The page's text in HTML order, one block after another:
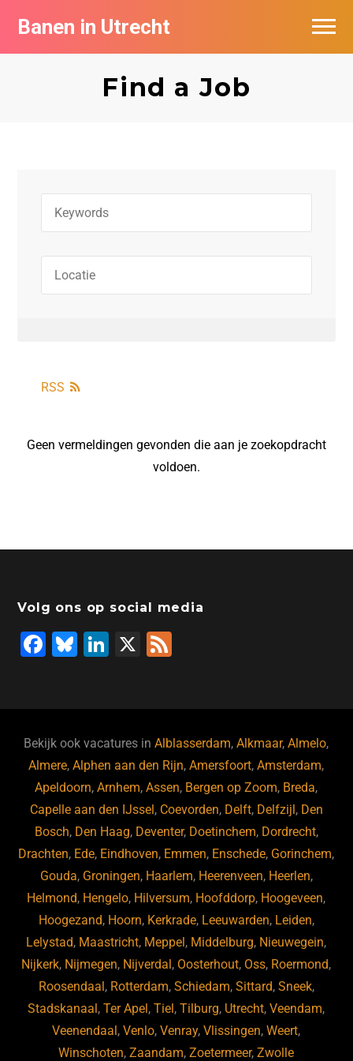
Banen in Utrecht
Find a Job
RSS
Geen vermeldingen gevonden die aan je zoekopdracht
voldoen.
Volg ons op social media
F
b
o
o
k
Bl
ky
Li
dI
n
X
Bekijk ook vacatures inAlblasserdam,Alkmaar,Almelo,
Almere,Alphen aan den Rijn,Amersfoort,Amsterdam,
Apeldoorn,Arnhem,Assen, Bergen op Zoom, Breda,
Capelle aan den IJssel , Coevorden, Delft, Delfzijl , Den
Bosch, Den Haag, Deventer, Doetinchem, Dordrecht,
Drachten, Ede, Eindhoven, Emmen, Enschede, Gorinchem,
Gouda, Groningen, Haarlem, Heerenveen, Heerlen,
Helmond, Hengelo, Hilversum, Hoofddorp, Hoogeveen,
Hoogezand, Hoorn, Kerkrade, Leeuwarden, Leiden,
Lelystad, Maastricht, Meppel , Middelburg, Nieuwegein,
Nijkerk, Nijmegen, Nijverdal , Oosterhout, Oss, Roermond,
Roosendaal , Rotterdam, Schiedam, Sittard, Sneek,
Stadskanaal ,Ter Apel ,Tiel ,Tilburg, Utrecht,Veendam,
Veenendaal ,Venlo,Venray,Vlissingen,Weert,
Winschoten,Zaandam,Zoetermeer,Zwolle
Vacatures per bedrijf in Utrecht
De populairste vacatures in Utrecht